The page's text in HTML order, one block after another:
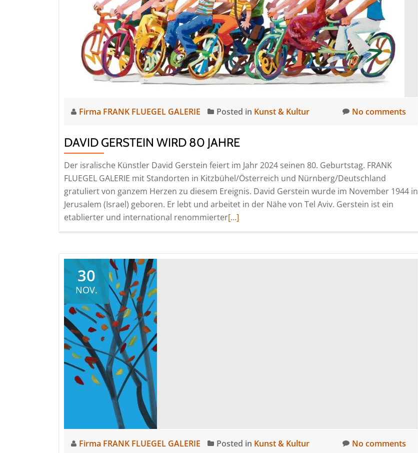
Firma FRANK FLUEGEL GALERIE Posted in Kunst & Kultur No comments
DAVID GERSTEIN WIRD 80 JAHRE
Der isralische Künstler David Gerstein feiert im Jahr 2024 seinen 80. Geburtstag. FRANK
FLUEGEL GALERIE mit Standorten in Kitzbühel/Österreich und Nürnberg/Deutschland
gratuliert von ganzem Herzen zu diesem Ereignis. David Gerstein wurde im November 1944 in
Jerusalem (Israel) geboren. Er lebt und arbeitet in der Nähe von Tel Aviv. Gerstein ist ein
etablierter und international renommierterRead
[…]
30
NOV.
Firma FRANK FLUEGEL GALERIE Posted in Kunst & Kultur No comments